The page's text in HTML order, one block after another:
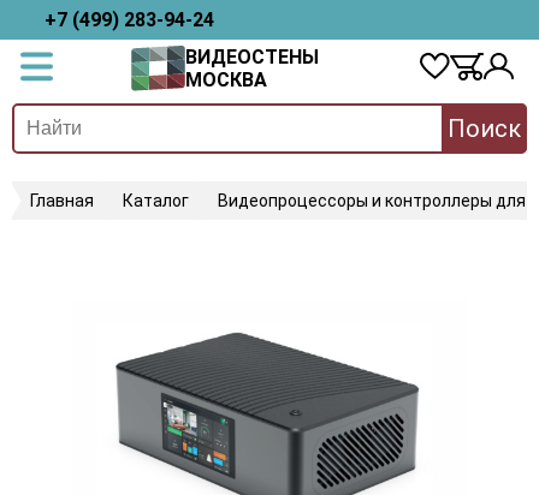
+7 (499) 283-94-24
ВИДЕОСТЕНЫ
МОСКВА
Поиск
Главная Каталог Видеопроцессоры и контроллеры для